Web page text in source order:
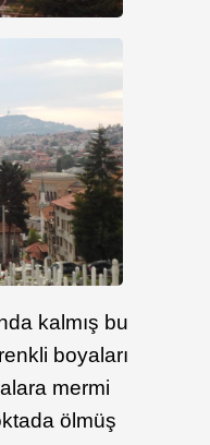
kalmış bu
boyaları
mermi
ölmüş